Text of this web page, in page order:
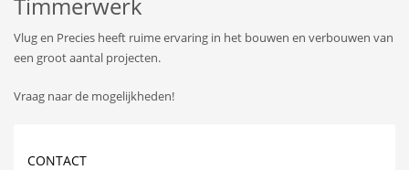
Vlug en Precies heeft ruime ervaring in het bouwen en verbouwen van
een groot aantal projecten.
Vraag naar de mogelijkheden!
CONTACT